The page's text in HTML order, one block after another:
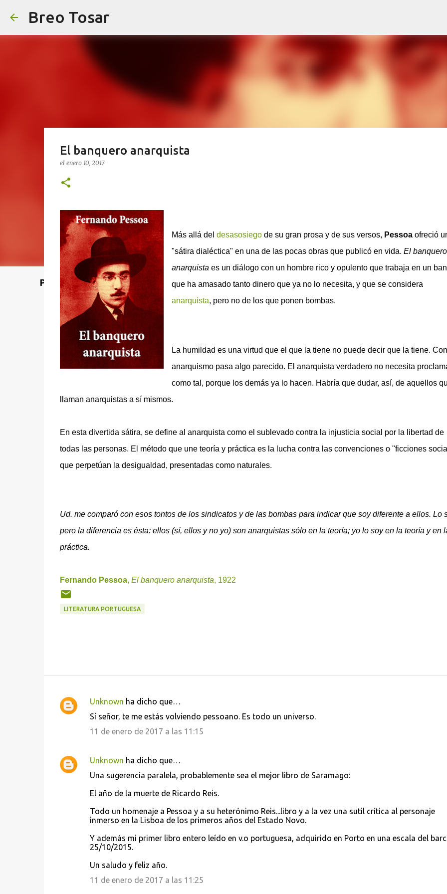
Breo Tosar
Poet's Abbey (Blog de lecturas)
El banquero anarquista
el enero 10, 2017
Más allá del desasosiegode su gran prosa y de sus versos, Pessoaofreció
"sátira dialéctica" en una de las pocas obras que publicó en vida. El banquero
anarquista es un diálogo con un hombre rico y opulento que trabaja en un
que ha amasado tanto dinero que ya no lo necesita, y que se considera
anarquista, pero no de los que ponen bombas.
La humildad es una virtud que el que la tiene no puede decir que la tiene.
anarquismo pasa algo parecido. El anarquista verdadero no necesita
como tal, porque los demás ya lo hacen. Habría que dudar, así, de aquellos
llaman anarquistas a sí mismos.
En esta divertida sátira, se define al anarquista como el sublevado contra la injusticia social por la libertad de
todas las personas. El método que une teoría y práctica es la lucha contra las convenciones o "ficciones
que perpetúan la desigualdad, presentadas como naturales.
Ud. me comparó con esos tontos de los sindicatos y de las bombas para indicar que soy diferente a ellos. Lo
pero la diferencia es ésta: ellos (sí, ellos y no yo) son anarquistas sólo en la teoría; yo lo soy en la teoría y en
práctica.
Fernando Pessoa, El banquero anarquista, 1922
LITERATURA PORTUGUESA
C
n
Unknown ha dicho que…
Sí señor, te me estás volviendo pessoano. Es todo un universo.
11 de enero de 2017 a las 11:15
Unknown ha dicho que…
Una sugerencia paralela, probablemente sea el mejor libro de Saramago:
El año de la muerte de Ricardo Reis.
Todo un homenaje a Pessoa y a su heterónimo Reis...libro y a la vez una sutil crítica al personaje
inmerso en la Lisboa de los primeros años del Estado Novo.
Y además mi primer libro entero leído en v.o portuguesa, adquirido en Porto en una escala del
25/10/2015.
Un saludo y feliz año.
11 de enero de 2017 a las 11:25